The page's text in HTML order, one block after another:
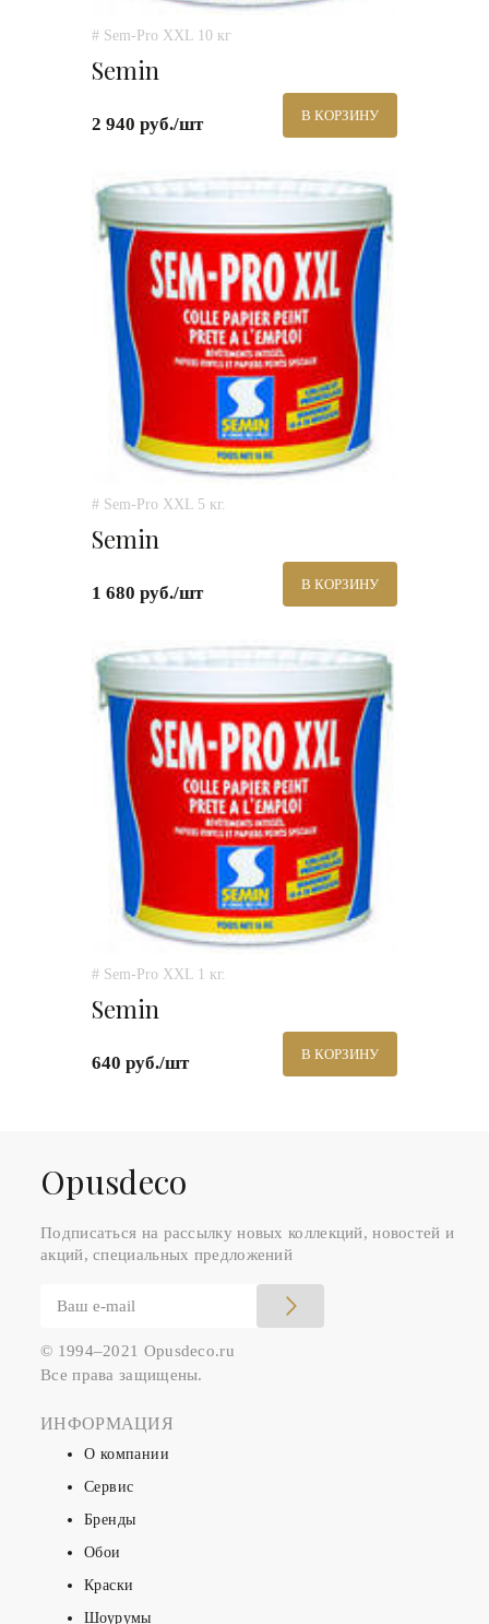
# Sem-Pro XXL 10 кг
Semin
2 940 руб./шт В КОРЗИНУ
# Sem-Pro XXL 5 кг.
Semin
1 680 руб./шт В КОРЗИНУ
# Sem-Pro XXL 1 кг.
Semin
640 руб./шт В КОРЗИНУ
Оpusdeco
Подписаться на рассылку новых коллекций, новостей и
акций, специальных предложений
© 1994–2021 Opusdeco.ru
Все права защищены.
ИНФОРМАЦИЯ
О компании
Сервис
Бренды
Обои
Краски
Шоурумы